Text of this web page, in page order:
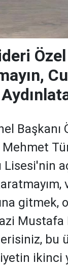
Mehmet
gitmek,
bu
ikinci